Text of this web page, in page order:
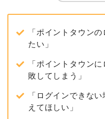
「ポイントタウン
たい」
「ポイントタウン
敗してしまう」
「ログインできな
えてほしい」